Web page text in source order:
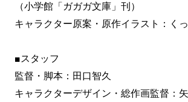
（小学館「ガガガ文庫」刊）
キャラクター原案・原作イラスト：く
■スタッフ
監督・脚本：田口智久
キャラクターデザイン・総作画監督：